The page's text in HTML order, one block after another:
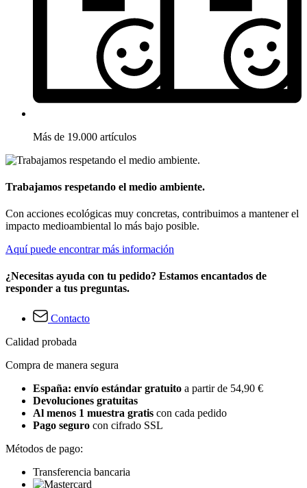
Más de 19.000 artículos
Trabajamos respetando el medio ambiente.
Con acciones ecológicas muy concretas, contribuimos a mantener el
impacto medioambiental lo más bajo posible.
Aquí puede encontrar más información
¿Necesitas ayuda con tu pedido? Estamos encantados de
responder a tus preguntas.
Contacto
Calidad probada
Compra de manera segura
España: envío estándar gratuito a partir de 54,90 €
Devoluciones gratuitas
Al menos 1 muestra gratis con cada pedido
Pago seguro con cifrado SSL
Métodos de pago:
Transferencia bancaria